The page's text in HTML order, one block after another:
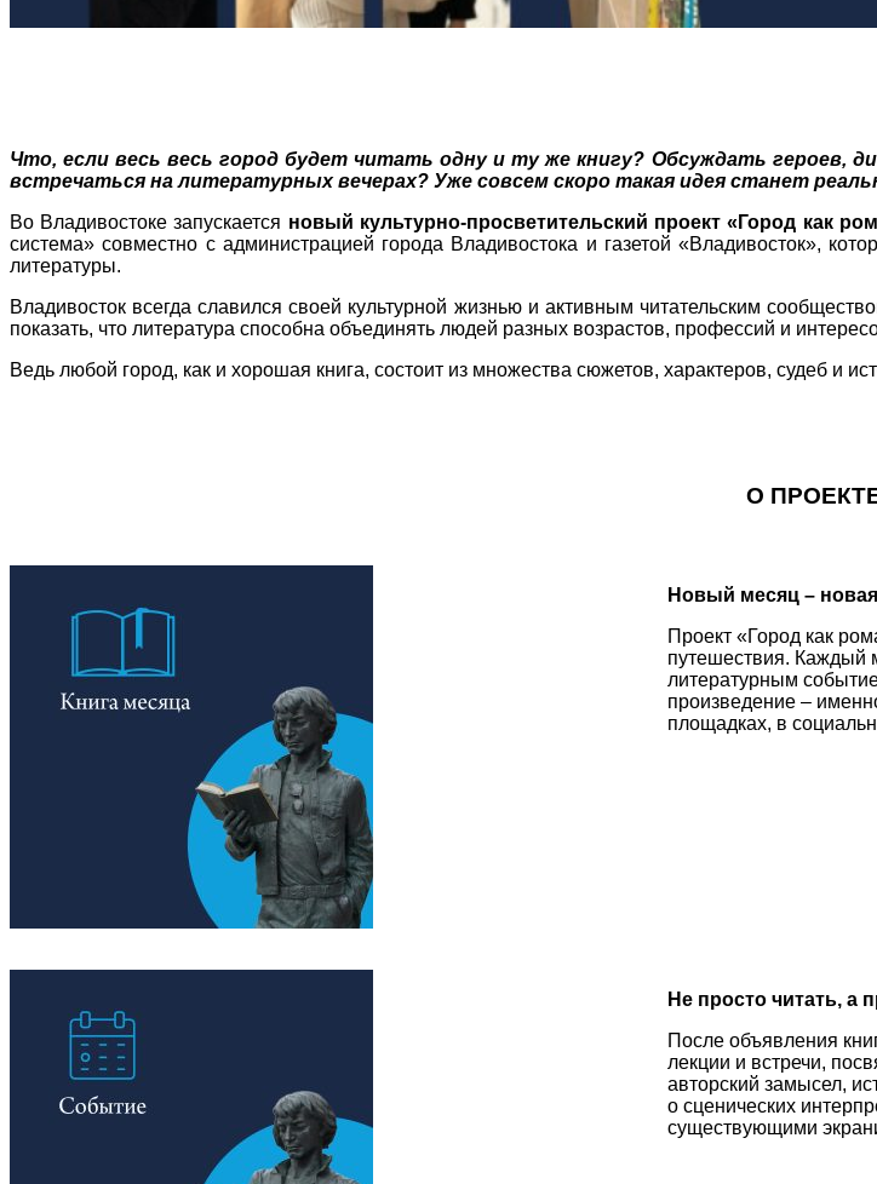
Что, если весь весь город будет читать одну и ту же книгу? Обсуждать героев,
встречаться на литературных вечерах? Уже совсем скоро такая идея станет
Во Владивостоке запускается новый культурно-просветительский проект «Город как
система» совместно с администрацией города Владивостока и газетой «Владивосток»,
литературы.
Владивосток всегда славился своей культурной жизнью и активным читательским
показать, что литература способна объединять людей разных возрастов, профессий и
Ведь любой город, как и хорошая книга, состоит из множества сюжетов, характеров, судеб и
О
Новый месяц –
Проект «Город как
путешествия. Каждый
литературным
произведение –
площадках, в
Не просто читать, а
После объявления
лекции и встречи,
авторский замысел,
о сценических
существующими